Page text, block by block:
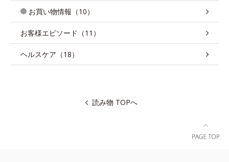
お買い物情報（10）
お客様エピソード（11）
ヘルスケア（18）
読み物 TOPへ